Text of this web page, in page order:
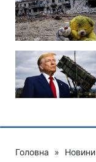
Головна » Новини